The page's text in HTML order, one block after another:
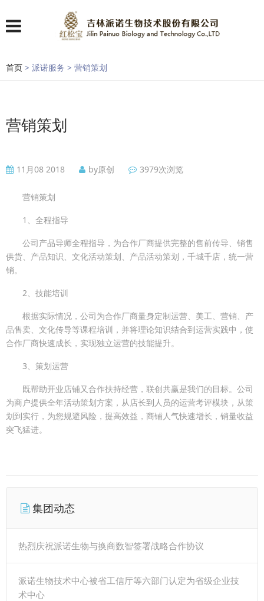
首页 > 派诺服务 > 营销策划
营销策划
11月08 2018 by原创 3979次浏览
营销策划
1、全程指导
公司产品导师全程指导，为合作厂商提供完整的售前传导、销售
供货、产品知识、文化活动策划、产品活动策划，千城千店，统一营
销。
2、技能培训
根据实际情况，公司为合作厂商量身定制运营、美工、营销、产
品售卖、文化传导等课程培训，并将理论知识结合到运营实践中，使
合作厂商快速成长，实现独立运营的技能提升。
3、策划运营
既帮助开业店铺又合作扶持经营，联创共赢是我们的目标。公司
为商户提供全年活动策划方案，从店长到人员的运营考评模块，从策
划到实行，为您规避风险，提高效益，商铺人气快速增长，销量收益
突飞猛进。
集团动态
热烈庆祝派诺生物与换商数智签署战略合作协议
派诺生物技术中心被省工信厅等六部门认定为省级企业技
术中心